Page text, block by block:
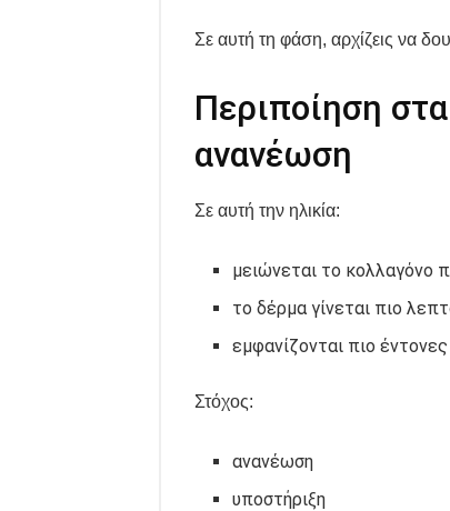
Σε αυτή τη φάση, αρχίζεις να
Περιποίηση
ανανέωση
Σε αυτή την ηλικία:
μειώνεται το κολλαγόνο
το δέρμα γίνεται πιο
εμφανίζονται πιο
Στόχος:
ανανέωση
υποστήριξη